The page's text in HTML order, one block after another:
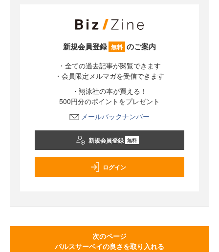
新規会員登録 無料 のご案内
・全ての過去記事が閲覧できます
・会員限定メルマガを受信できます
・翔泳社の本が買える！
500円分のポイントをプレゼント
メールバックナンバー
新規会員登録 無料
ログイン
次のページ
パルスサーベイの良さを取り入れる